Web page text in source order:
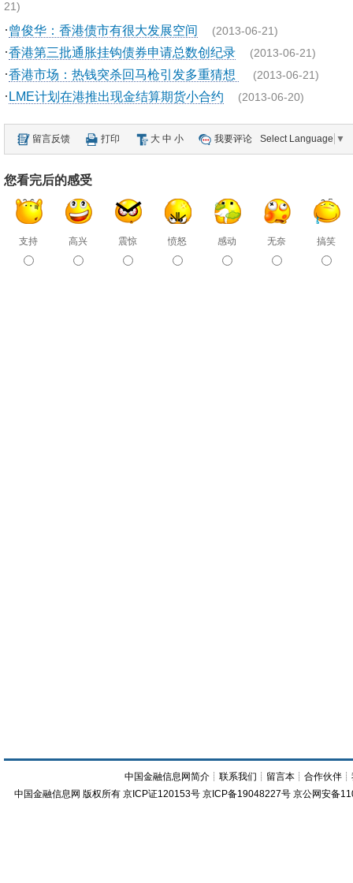
21)
·曾俊华：香港债市有很大发展空间 (2013-06-21)
·香港第三批通胀挂钩债券申请总数创纪录 (2013-06-21)
·香港市场：热钱突杀回马枪引发多重猜想 (2013-06-21)
·LME计划在港推出现金结算期货小合约 (2013-06-20)
留言反馈 打印 大 中 小 我要评论 Select Language ▼
您看完后的感受
支持 高兴 震惊 愤怒 感动 无奈 搞笑
中国金融信息网简介 ┊联系我们 ┊ 留言本 ┊合作伙伴 ┊
中国金融信息网 版权所有 京ICP证120153号 京ICP备19048227号 京公网安备